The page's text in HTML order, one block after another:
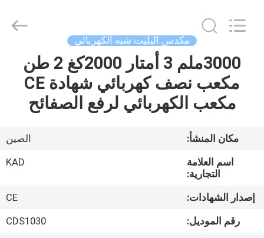
الصفحة
الرئيسية
أشرطة
معلومات
Machinery
Co.,Ltd.
مكدس البليت شبه الكهربائي
3000ملم 3 أمتار 2000كغ 2 طن
مكعب نصف كهربائي شهادة CE
مكعب الكهربائي لرفع الصفائح
مكان المنشأ:
الصين
اسم العلامة
التجارية:
KAD
إصدار الشهادات:
CE
رقم الموديل:
CDS1030